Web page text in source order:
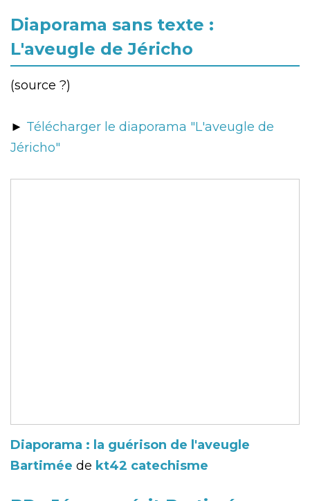
Diaporama sans texte :
L'aveugle de Jéricho
(source ?)
► Télécharger le diaporama "L'aveugle de
Jéricho"
Diaporama : la guérison de l'aveugle
Bartimée de kt42 catechisme